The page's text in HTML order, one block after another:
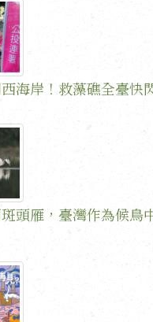
海岸！救藻礁全臺快
頭雁，臺灣作為候鳥